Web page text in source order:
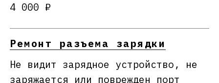
4 000 ₽
Ремонт разъема зарядки
Не видит зарядное устройство, не
заряжается или поврежден порт